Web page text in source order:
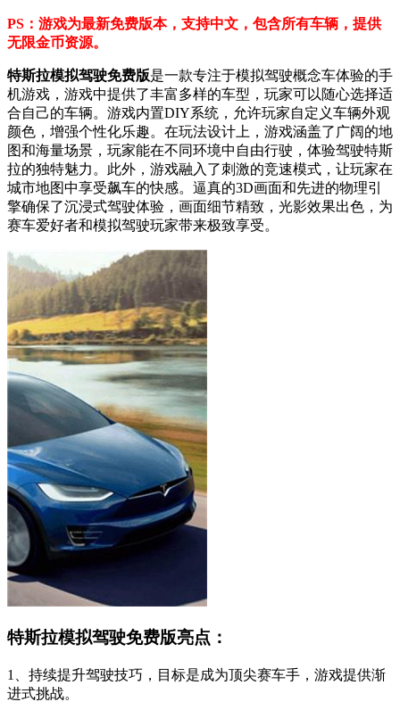
PS：游戏为最新免费版本，支持中文，包含所有车辆，提供
无限金币资源。
特斯拉模拟驾驶免费版是一款专注于模拟驾驶概念车体验的手
机游戏，游戏中提供了丰富多样的车型，玩家可以随心选择适
合自己的车辆。游戏内置DIY系统，允许玩家自定义车辆外观
颜色，增强个性化乐趣。在玩法设计上，游戏涵盖了广阔的地
图和海量场景，玩家能在不同环境中自由行驶，体验驾驶特斯
拉的独特魅力。此外，游戏融入了刺激的竞速模式，让玩家在
城市地图中享受飙车的快感。逼真的3D画面和先进的物理引
擎确保了沉浸式驾驶体验，画面细节精致，光影效果出色，为
赛车爱好者和模拟驾驶玩家带来极致享受。
特斯拉模拟驾驶免费版亮点：
1、持续提升驾驶技巧，目标是成为顶尖赛车手，游戏提供渐
进式挑战。